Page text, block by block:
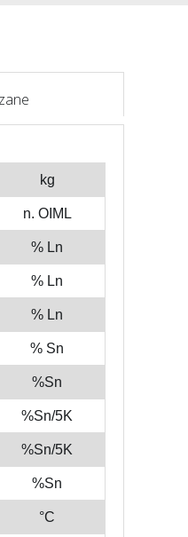
kg
n. OIML
% Ln
% Ln
% Ln
% Sn
%Sn
%Sn/5K
%Sn/5K
%Sn
°C